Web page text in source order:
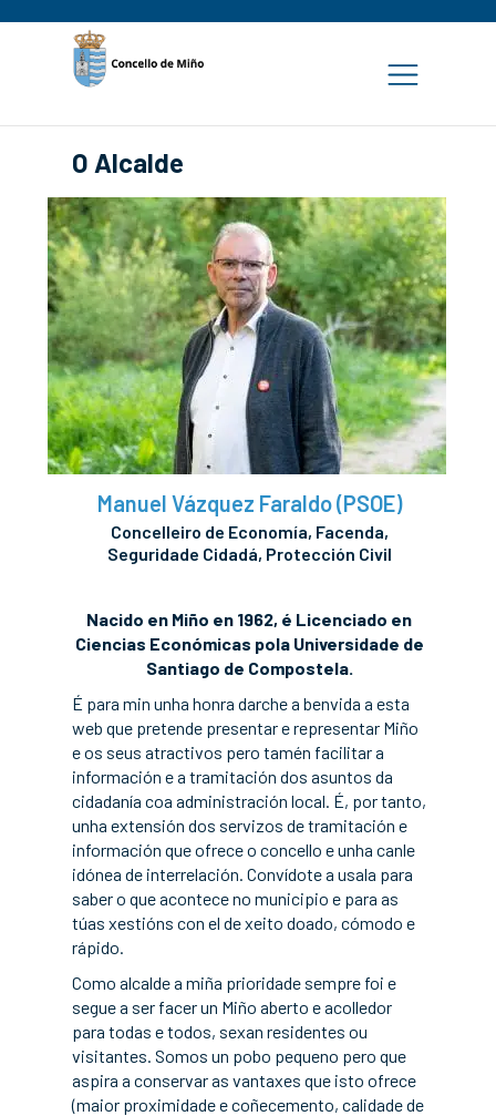
O Alcalde
Manuel Vázquez Faraldo (PSOE)
Concelleiro de Economía, Facenda,
Seguridade Cidadá, Protección Civil
Nacido en Miño en 1962, é Licenciado en
Ciencias Económicas pola Universidade de
Santiago de Compostela.
É para min unha honra darche a benvida a esta
web que pretende presentar e representar Miño
e os seus atractivos pero tamén facilitar a
información e a tramitación dos asuntos da
cidadanía coa administración local. É, por tanto,
unha extensión dos servizos de tramitación e
información que ofrece o concello e unha canle
idónea de interrelación. Convídote a usala para
saber o que acontece no municipio e para as
túas xestións con el de xeito doado, cómodo e
rápido.
Como alcalde a miña prioridade sempre foi e
segue a ser facer un Miño aberto e acolledor
para todas e todos, sexan residentes ou
visitantes. Somos un pobo pequeno pero que
aspira a conservar as vantaxes que isto ofrece
(maior proximidade e coñecemento, calidade de